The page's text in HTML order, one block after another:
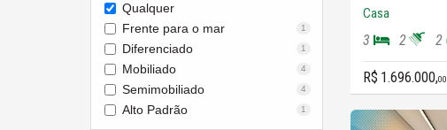
Qualquer
Frente para o mar
1
Diferenciado 1
Mobiliado 4
Semimobiliado 4
Alto Padrão 1
Casa
3 2 2
R$ 1.696.000,00